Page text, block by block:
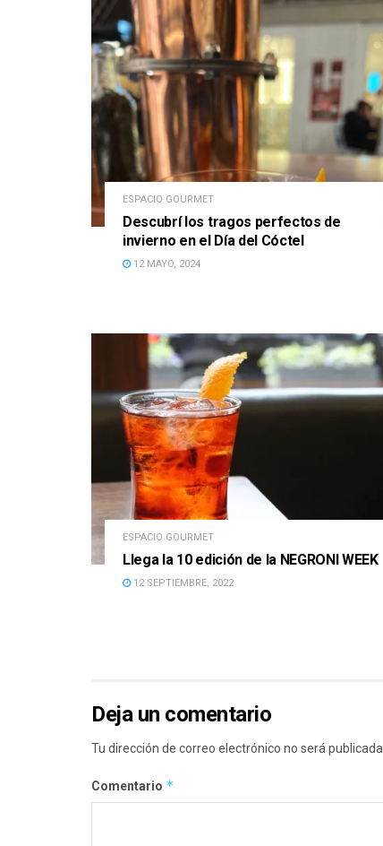
ESPACIO GOURMET
Descubrí los tragos perfectos de
invierno en el Día del Cóctel
12 MAYO, 2024
ESPACIO GOURMET
Llega la 10 edición de la NEGRONI WEEK
12 SEPTIEMBRE, 2022
Deja un comentario
Tu dirección de correo electrónico no será publicada.
Comentario *